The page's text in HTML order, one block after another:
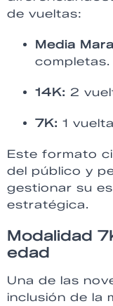
de vueltas:
Media
completas.
14K: 2
7K: 1
Este formato
del público y
gestionar su
estratégica.
Modalidad
edad
Una de las
inclusión de la